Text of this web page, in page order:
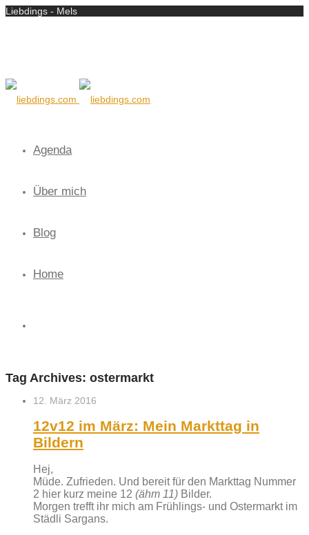
Liebdings - Mels
Agenda
Über mich
Blog
Home
Tag Archives: ostermarkt
12. März 2016
12v12 im März: Mein Markttag in
Bildern
Hej,
Müde. Zufrieden. Und bereit für den Markttag Nummer
2 hier kurz meine 12 (ähm 11) Bilder.
Morgen trefft ihr mich am Frühlings- und Ostermarkt im
Städli Sargans.